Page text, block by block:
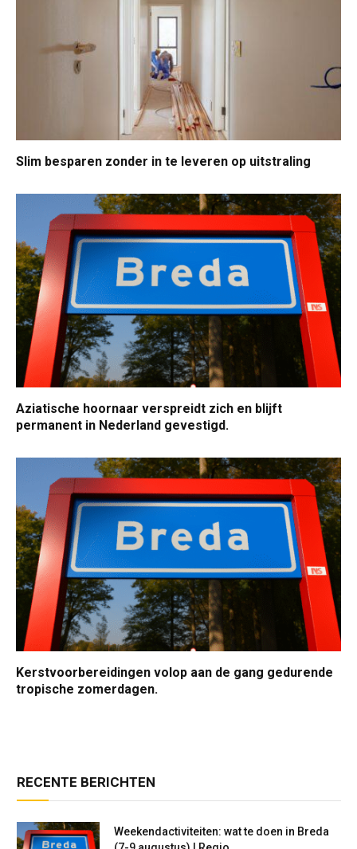
Slim besparen zonder in te leveren op uitstraling
Aziatische hoornaar verspreidt zich en blijft
permanent in Nederland gevestigd.
Kerstvoorbereidingen volop aan de gang gedurende
tropische zomerdagen.
RECENTE BERICHTEN
Weekendactiviteiten: wat te doen in Breda